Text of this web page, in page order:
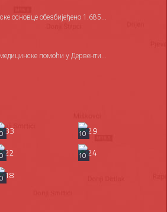
основце обезбијеђено 1.685...
помоћи у Дервенти...
10
10